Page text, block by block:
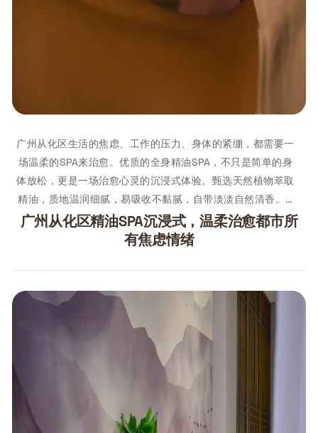
广州从化区生活的焦虑、工作的压力、身体的紧绷，都需要一
场温柔的SPA来治愈。优质的全身精油SPA，不只是简单的身
体放松，更是一场治愈心灵的沉浸式体验。甄选天然植物萃取
精油，质地温润细腻，易吸收不黏腻，自带淡淡自然清香。…
广州从化区精油SPA沉浸式，温柔治愈都市所
有焦虑情绪